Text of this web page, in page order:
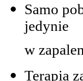
Samo
jedynie
w
Terapia